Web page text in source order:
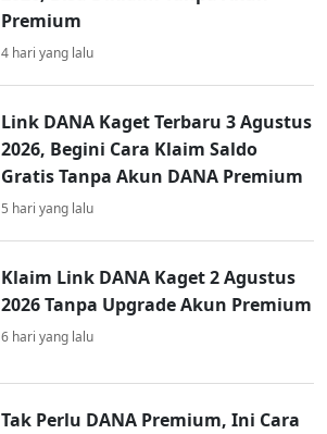
Premium
4 hari yang lalu
Link DANA Kaget Terbaru 3 Agustus
2026, Begini Cara Klaim Saldo
Gratis Tanpa Akun DANA Premium
5 hari yang lalu
Klaim Link DANA Kaget 2 Agustus
2026 Tanpa Upgrade Akun Premium
6 hari yang lalu
Tak Perlu DANA Premium, Ini Cara